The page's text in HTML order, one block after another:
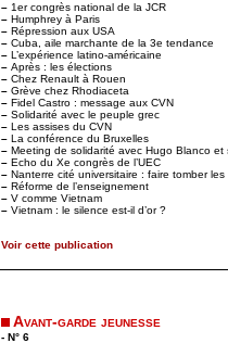
– 1er congrès national de la JCR
– Humphrey à Paris
– Répression aux USA
– Cuba, aile marchante de la 3e tendance
– L’expérience latino-américaine
– Après : les élections
– Chez Renault à Rouen
– Grève chez Rhodiaceta
– Fidel Castro : message aux CVN
– Solidarité avec le peuple grec
– Les assises du CVN
– La conférence du Bruxelles
– Meeting de solidarité avec Hugo Blanco et
– Echo du Xe congrès de l’UEC
– Nanterre cité universitaire : faire tomber les
– Réforme de l’enseignement
– V comme Vietnam
– Vietnam : le silence est-il d’or ?
Voir cette publication
Avant-garde jeunesse
- N° 6